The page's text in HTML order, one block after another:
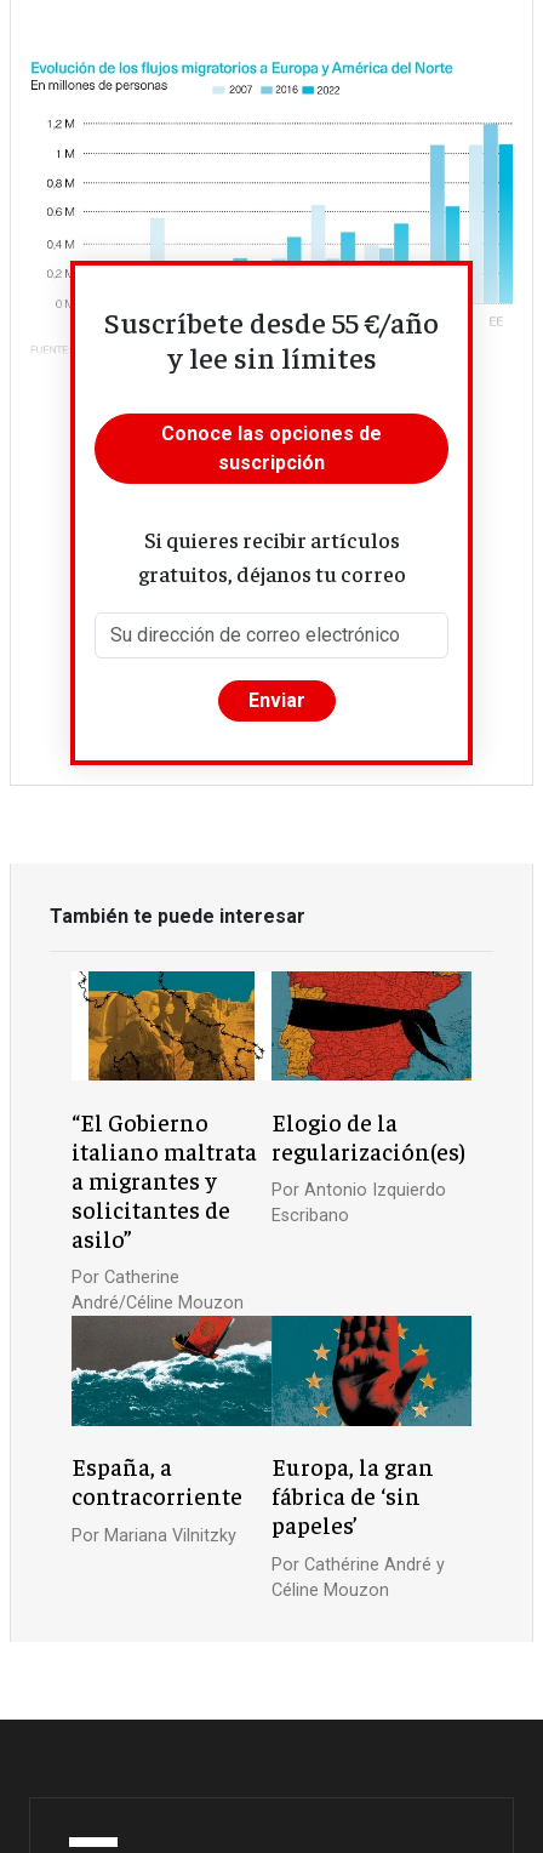
Imagen
Suscríbete desde 55 €/año
y lee sin límites
Conoce las opciones de
suscripción
Si quieres recibir artículos
gratuitos, déjanos tu correo
También te puede interesar
“El Gobierno
italiano maltrata
a migrantes y
solicitantes de
asilo”
PorCatherine
André/Céline Mouzon
Elogio de la
regularización(es)
Por Antonio Izquierdo
Escribano
España, a
contracorriente
Por Mariana Vilnitzky
Europa, la gran
fábrica de ‘sin
papeles’
Por Cathérine André y
Céline Mouzon